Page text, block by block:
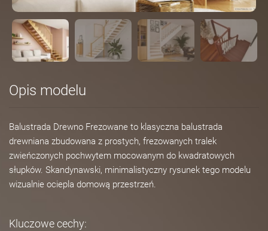
Opis modelu
Balustrada Drewno Frezowane to klasyczna balustrada
drewniana zbudowana z prostych, frezowanych tralek
zwieńczonych pochwytem mocowanym do kwadratowych
słupków. Skandynawski, minimalistyczny rysunek tego modelu
wizualnie ociepla domową przestrzeń.
Kluczowe cechy: